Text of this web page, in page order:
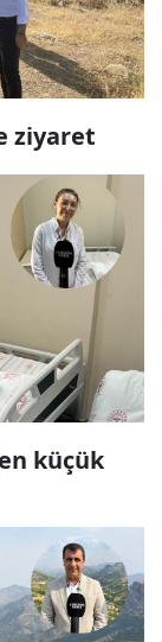
ziyaret
küçük